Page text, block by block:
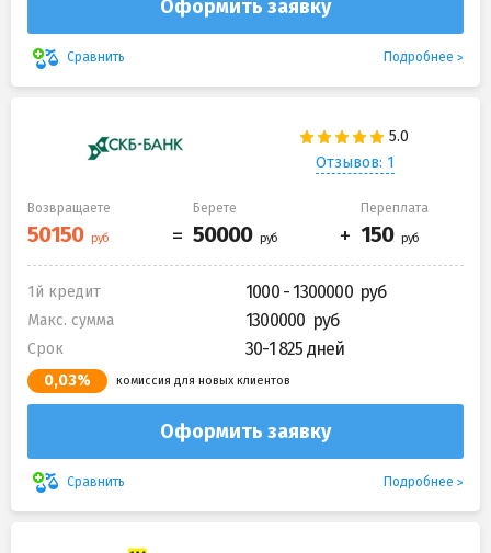
Оформить заявку
Сравнить Подробнее
Отзывов: 1
Возвращаете Берете Переплата
1й кредит 1000 - 1300000
Макс. сумма 1300000
Срок 30-1 825 дней
0,03% комиссия для новых клиентов
Оформить заявку
Сравнить Подробнее